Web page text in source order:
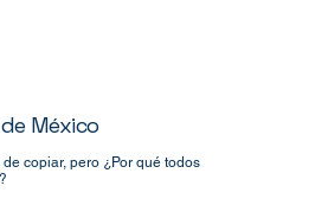
México
copiar, pero ¿Por qué todos